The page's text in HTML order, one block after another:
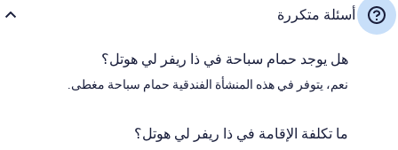
أسئلة متكررة
هل يوجد حمام سباحة في ذا ريفر لي هوتل؟
نعم، يتوفر في هذه المنشأة الفندقية حمام سباحة مغطى.
ما تكلفة الإقامة في ذا ريفر لي هوتل؟